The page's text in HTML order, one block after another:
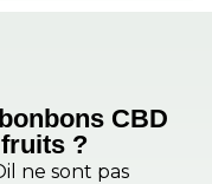
CBD
?
ne sont pas